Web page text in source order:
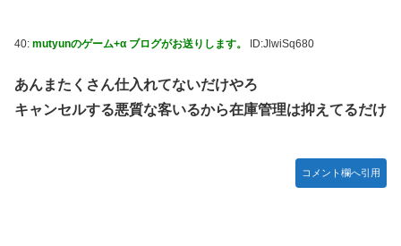
40: mutyunのゲーム+α ブログがお送りします。 ID:JlwiSq680
あんまたくさん仕入れてないだけやろ
キャンセルする悪質な客いるから在庫管理は抑えてるだけ
コメント欄へ引用